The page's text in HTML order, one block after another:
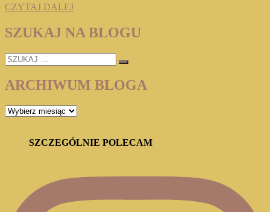
CZYTAJ DALEJPODSUMOWANIE
MARZEC
2025
SZUKAJ NA BLOGU
SZUKAJ
…
ARCHIWUM BLOGA
ARCHIWUM
SZCZEGÓLNIE POLECAM